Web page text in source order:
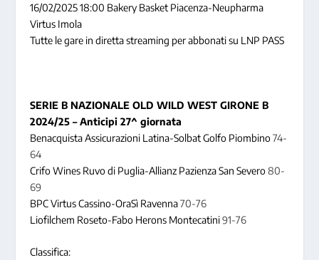
16/02/2025 18:00 Bakery Basket Piacenza-Neupharma
Virtus Imola
Tutte le gare in diretta streaming per abbonati su LNP PASS
SERIE B NAZIONALEOLD WILD WEST GIRONE B
2024/25 – Anticipi 27^ giornata
Benacquista Assicurazioni Latina-Solbat Golfo Piombino74-
64
Crifo Wines Ruvo di Puglia-Allianz Pazienza San Severo80-
69
BPC Virtus Cassino-OraSì Ravenna70-76
Liofilchem Roseto-Fabo Herons Montecatini91-76
Classifica: